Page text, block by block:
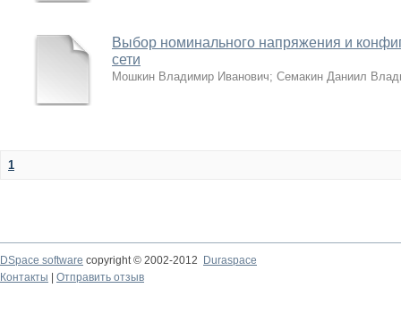
Выбор номинального напряжения и
сети
Мошкин Владимир Иванович; Семакин Даниил
1
DSpace software copyright © 2002-2012
Duraspace
Контакты
Отправить отзыв